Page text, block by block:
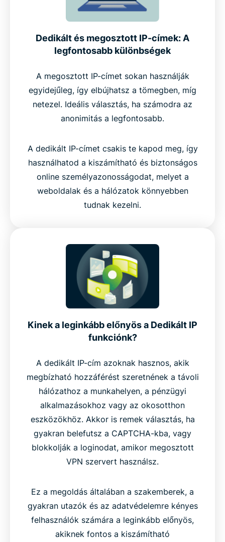
Dedikált és megosztott IP-címek: A
legfontosabb különbségek
A megosztott IP-címet sokan használják
egyidejűleg, így elbújhatsz a tömegben, míg
netezel. Ideális választás, ha számodra az
anonimitás a legfontosabb.
A dedikált IP-címet csakis te kapod meg, így
használhatod a kiszámítható és biztonságos
online személyazonosságodat, melyet a
weboldalak és a hálózatok könnyebben
tudnak kezelni.
Kinek a leginkább előnyös a Dedikált IP
funkciónk?
A dedikált IP-cím azoknak hasznos, akik
megbízható hozzáférést szeretnének a távoli
hálózathoz a munkahelyen, a pénzügyi
alkalmazásokhoz vagy az okosotthon
eszközökhöz. Akkor is remek választás, ha
gyakran belefutsz a CAPTCHA-kba, vagy
blokkolják a loginodat, amikor megosztott
VPN szervert használsz.
Ez a megoldás általában a szakemberek, a
gyakran utazók és az adatvédelemre kényes
felhasználók számára a leginkább előnyös,
akiknek fontos a kiszámítható